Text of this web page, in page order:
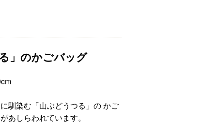
」のかごバッグ
馴染む「山ぶどうつる」の かご
あしらわれています。